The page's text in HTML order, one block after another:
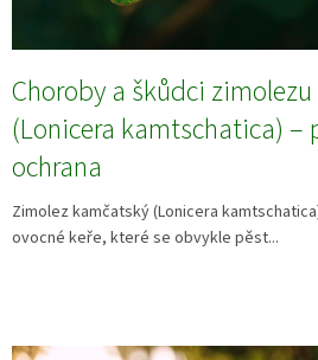
Choroby a škůdci
(Lonicera kamtschatica) –
ochrana
Zimolez kamčatský (Lonicera
ovocné keře, které se obvykle pěst...